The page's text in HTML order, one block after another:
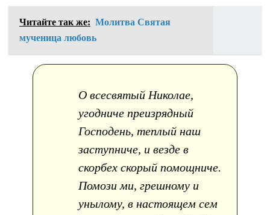
Читайте так же: Молитва Святая
мученица любовь
О всесвятый Николае,
угодниче преизрядный
Господень, теплый наш
заступниче, и везде в
скорбех скорый помощниче.
Помози ми, грешному и
унылому, в настоящем сем